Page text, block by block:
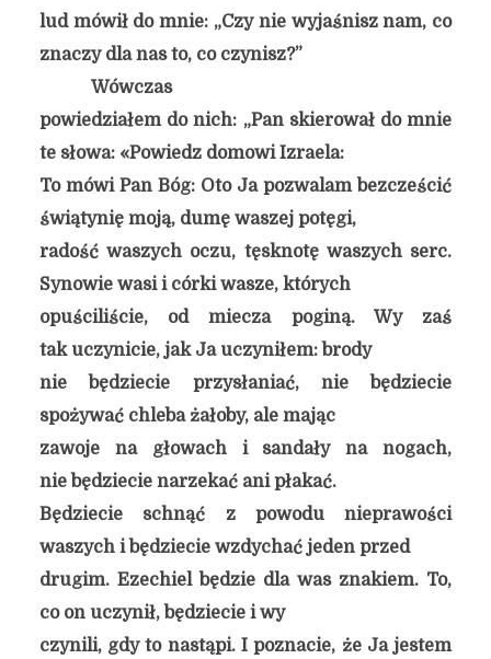
lud mówił do mnie: „Czy nie wyjaśnisz nam, co
znaczy dla nas to, co czynisz?”
Wówczas
powiedziałem do nich: „Pan skierował do mnie
te słowa: «Powiedz domowi Izraela:
To mówi Pan Bóg: Oto Ja pozwalam bezcześcić
świątynię moją, dumę waszej potęgi,
radość waszych oczu, tęsknotę waszych serc.
Synowie wasi i córki wasze, których
opuściliście, od miecza poginą. Wy zaś
tak uczynicie, jak Ja uczyniłem: brody
nie będziecie przysłaniać, nie będziecie
spożywać chleba żałoby, ale mając
zawoje na głowach i sandały na nogach,
nie będziecie narzekać ani płakać.
Będziecie schnąć z powodu nieprawości
waszych i będziecie wzdychać jeden przed
drugim. Ezechiel będzie dla was znakiem. To,
co on uczynił, będziecie i wy
czynili, gdy to nastąpi. I poznacie, że Ja jestem